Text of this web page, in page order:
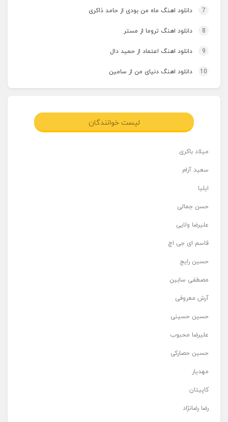
7 دانلود اهنگ ماه من بودی از حامد ذاکری
8 دانلود اهنگ تروما از مستر
9 دانلود اهنگ اعتماد از حمید دال
10 دانلود اهنگ دنیای من از سامین
لیست خوانندگان
میلاد باکری
سعید آرام
ایلیا
حسن جمالی
علیرضا ولایی
قاسم ای جی اچ
حسین رایج
مصطفی سابین
آرش معروفی
حسین حسینی
علیرضا محبوب
حسین حصارکی
مهدیار
کاپیتان
رضا رضانژاد